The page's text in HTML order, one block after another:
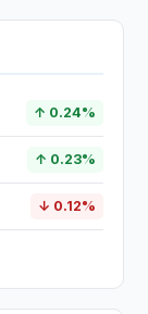
↑ 0.24%
↑ 0.23%
↓ 0.12%